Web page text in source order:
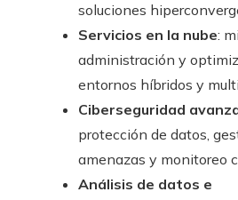
soluciones
Servicios en la nube:
administración y
entornos híbridos y
Ciberseguridad
protección de datos,
amenazas y monitoreo
Análisis de datos e